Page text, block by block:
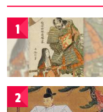
1
2